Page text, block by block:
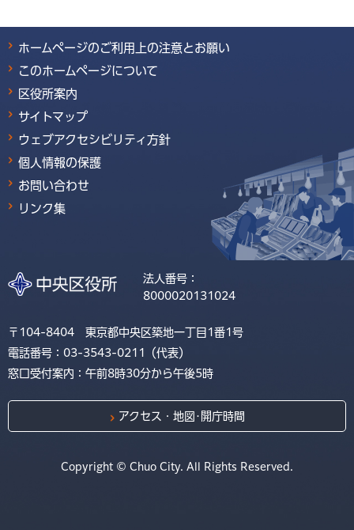
ホームページのご利用上の注意とお願い
このホームページについて
区役所案内
サイトマップ
ウェブアクセシビリティ方針
個人情報の保護
お問い合わせ
リンク集
法人番号：
8000020131024
〒104-8404 東京都中央区築地一丁目1番1号
電話番号：03-3543-0211（代表）
窓口受付案内：午前8時30分から午後5時
アクセス・地図･開庁時間
Copyright © Chuo City. All Rights Reserved.